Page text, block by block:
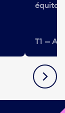
T1 —